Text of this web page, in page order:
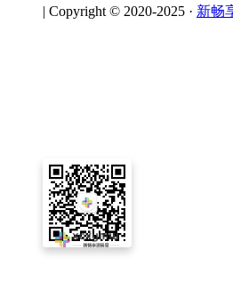
| Copyright © 2020-2025 · 新畅